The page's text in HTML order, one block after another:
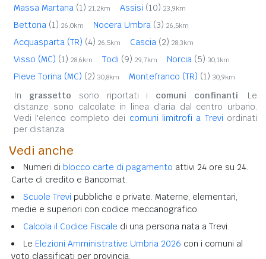
Massa Martana (1) 21,2km Assisi (10) 23,9km
Bettona (1) 26,0km Nocera Umbra (3) 26,5km
Acquasparta (TR) (4) 26,5km Cascia (2) 28,3km
Visso (MC) (1) 28,6km Todi (9) 29,7km Norcia (5) 30,1km
Pieve Torina (MC) (2) 30,8km Montefranco (TR) (1) 30,9km
In grassetto sono riportati i comuni confinanti. Le
distanze sono calcolate in linea d'aria dal centro urbano.
Vedi l'elenco completo dei comuni limitrofi a Trevi ordinati
per distanza.
Vedi anche
Numeri di blocco carte di pagamento attivi 24 ore su 24.
Carte di credito e Bancomat.
Scuole Trevi pubbliche e private. Materne, elementari,
medie e superiori con codice meccanografico.
Calcola il Codice Fiscale di una persona nata a Trevi.
Le Elezioni Amministrative Umbria 2026 con i comuni al
voto classificati per provincia.